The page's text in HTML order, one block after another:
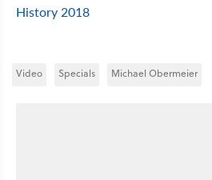
History 2018
Video Specials Michael Obermeier